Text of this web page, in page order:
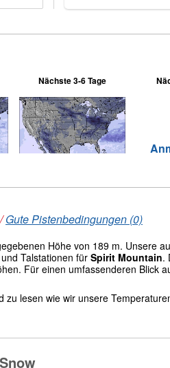
Nächste 3-6 Tage
/Gute Pistenbedingungen (0)
Höhe von 189 m. Unsere
Talstationen für Spirit Mountain.
Für einen umfassenderen Blick
lesen wie wir unsere